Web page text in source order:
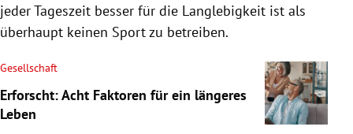
jeder Tageszeit besser für die Langlebigkeit ist als
überhaupt keinen Sport zu betreiben.
Gesellschaft
Erforscht: Acht Faktoren für ein längeres
Leben